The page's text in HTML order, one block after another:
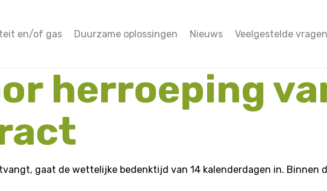
en/of gas Duurzame oplossingen Nieuws Veelgestelde vragen
herroeping
gaat de wettelijke bedenktijd van 14 kalenderdagen in. Binnen